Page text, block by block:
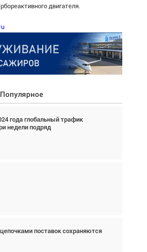
двигателя.
Популярное
года глобальный трафик
недели подряд
поставок сохраняются
тандем вертолётов и БПЛА в
операциях
фотограф Дэйв Кох: «Фотография
себя... а ИИ всё портит»
года глобальный трафик
недели подряд